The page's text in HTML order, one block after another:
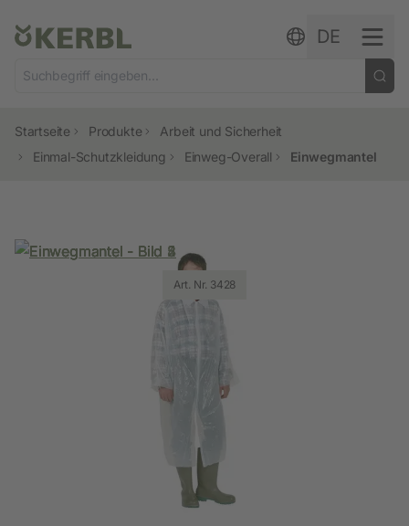
DE
Startseite Produkte
Arbeit und Sicherheit
Einmal-Schutzkleidung
Einweg-Overall Einwegmantel
Art. Nr. 3428
Art. Nr. 3428
Art. Nr. 3428
Art. Nr. 3428